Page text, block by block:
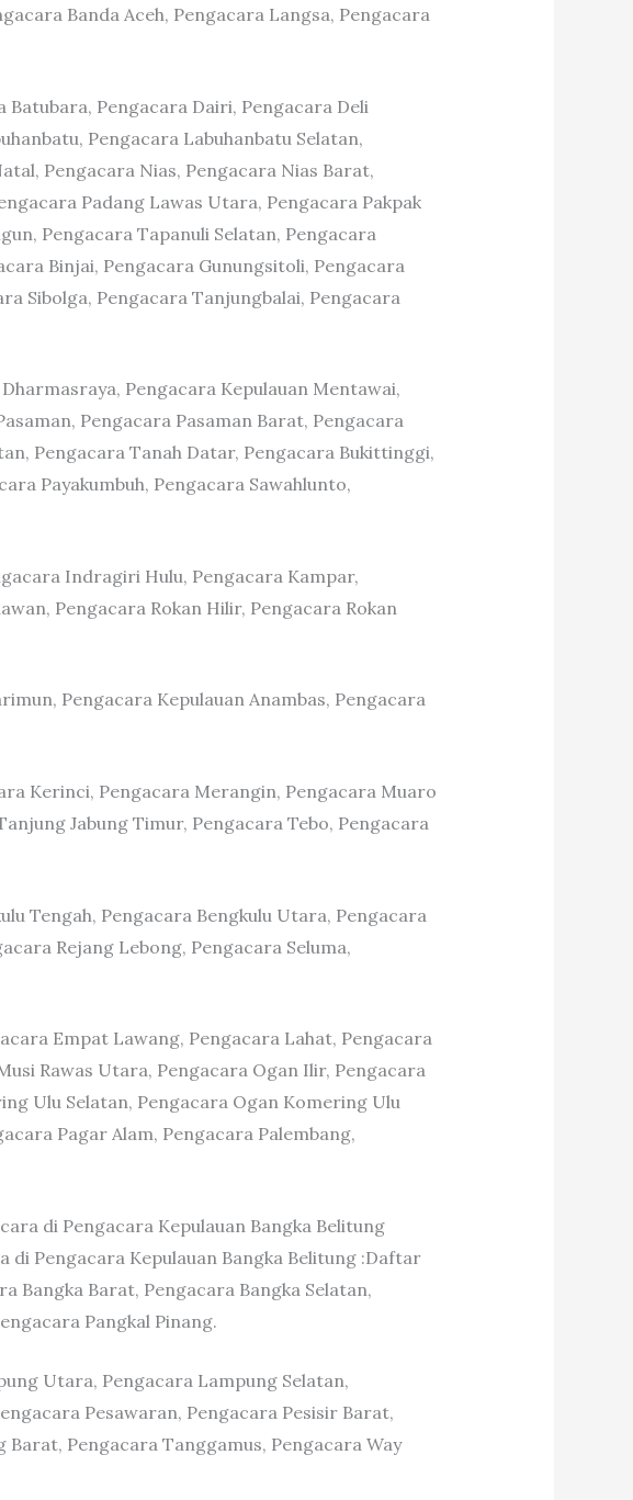
Banda Aceh, Pengacara Langsa, Pengacara
Batubara, Pengacara Dairi, Pengacara Deli
Pengacara Labuhanbatu Selatan,
Pengacara Nias, Pengacara Nias Barat,
Padang Lawas Utara, Pengacara Pakpak
Pengacara Tapanuli Selatan, Pengacara
Binjai, Pengacara Gunungsitoli, Pengacara
Sibolga, Pengacara Tanjungbalai, Pengacara
Pengacara Kepulauan Mentawai,
Pengacara Pasaman Barat, Pengacara
Pengacara Tanah Datar, Pengacara Bukittinggi,
Payakumbuh, Pengacara Sawahlunto,
Indragiri Hulu, Pengacara Kampar,
Pengacara Rokan Hilir, Pengacara Rokan
Pengacara Kepulauan Anambas, Pengacara
Kerinci, Pengacara Merangin, Pengacara Muaro
Jabung Timur, Pengacara Tebo, Pengacara
Tengah, Pengacara Bengkulu Utara, Pengacara
Rejang Lebong, Pengacara Seluma,
Empat Lawang, Pengacara Lahat, Pengacara
Rawas Utara, Pengacara Ogan Ilir, Pengacara
Ulu Selatan, Pengacara Ogan Komering Ulu
Pagar Alam, Pengacara Palembang,
di Pengacara Kepulauan Bangka Belitung
di Pengacara Kepulauan Bangka Belitung :Daftar
Bangka Barat, Pengacara Bangka Selatan,
Pangkal Pinang.
Utara, Pengacara Lampung Selatan,
Pesawaran, Pengacara Pesisir Barat,
Pengacara Tanggamus, Pengacara Way